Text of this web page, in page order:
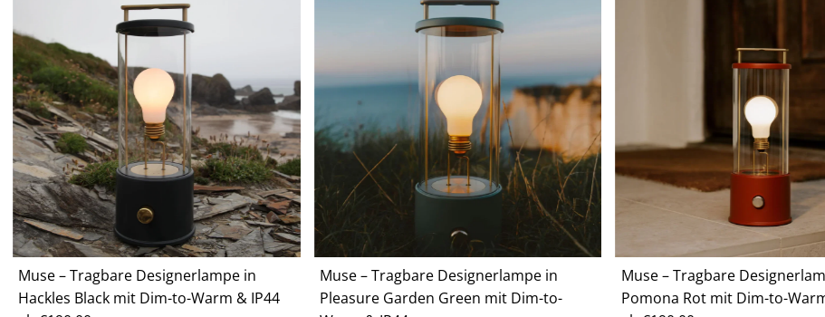
Muse – Tragbare Designerlampe in
Hackles Black mit Dim-to-Warm & IP44
Muse – Tragbare Designerlampe in
Pleasure Garden Green mit Dim-to-
Muse – Tragbare
Pomona Rot mit Dim-to-